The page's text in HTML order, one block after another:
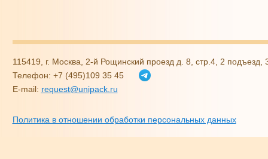
115419, г. Москва, 2-й Рощинский проезд д. 8, стр.4, 2
Телефон: +7 (495)109 35 45
E-mail: request@unipack.ru
Политика в отношении обработки персональных данных